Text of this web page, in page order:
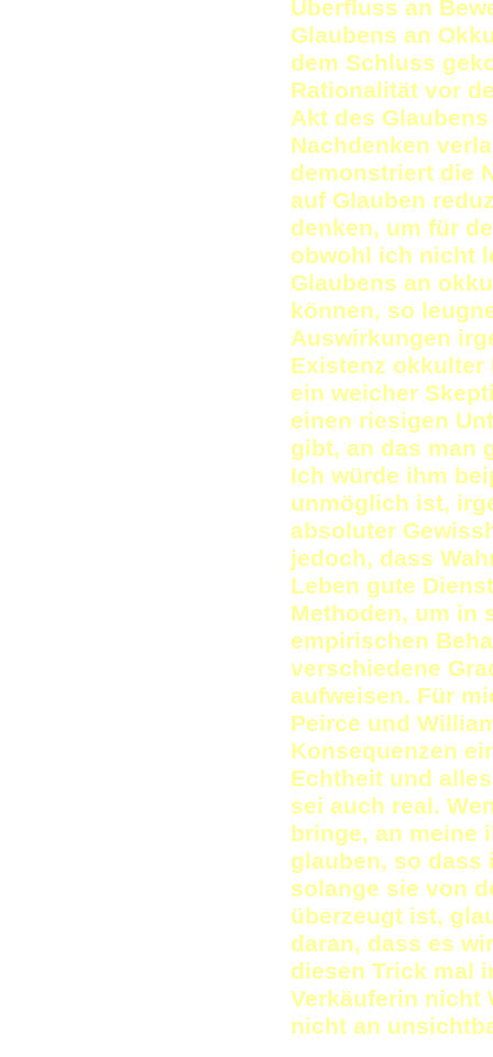
Überfluss an
Glaubens an
dem Schluss
Rationalität vor
Akt des
Nachdenken
demonstriert die
auf Glauben
denken, um für
obwohl ich nicht
Glaubens an
können, so
Auswirkungen
Existenz okkulter
ein weicher
einen riesigen
gibt, an das man
Ich würde ihm
unmöglich ist,
absoluter
jedoch, dass
Leben gute
Methoden, um in
empirischen
verschiedene
aufweisen. Für
Peirce und
Konsequenzen
Echtheit und
sei auch real.
bringe, an meine
glauben, so dass
solange sie von
überzeugt ist,
daran, dass es
diesen Trick mal
Verkäuferin nicht
nicht an